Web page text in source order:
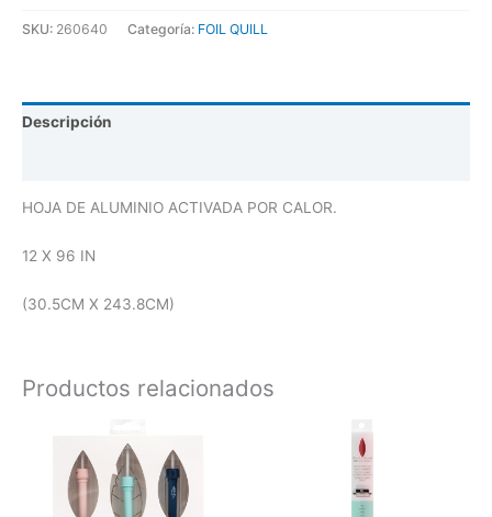
SKU: 260640 Categoría: FOIL QUILL
Descripción
HOJA DE ALUMINIO ACTIVADA POR CALOR.
12 X 96 IN
(30.5CM X 243.8CM)
Productos relacionados